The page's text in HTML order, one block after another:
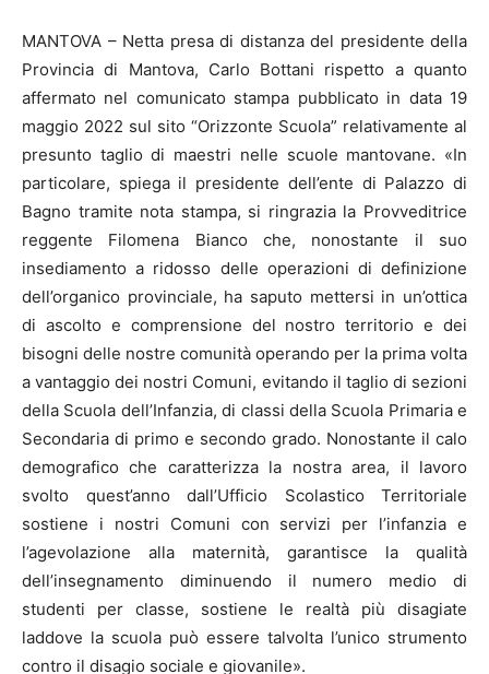
MANTOVA – Netta presa di distanza del presidente della
Provincia di Mantova, Carlo Bottani rispetto a quanto
affermato nel comunicato stampa pubblicato in data 19
maggio 2022 sul sito “Orizzonte Scuola” relativamente al
presunto taglio di maestri nelle scuole mantovane. «In
particolare, spiega il presidente dell’ente di Palazzo di
Bagno tramite nota stampa, si ringrazia la Provveditrice
reggente Filomena Bianco che, nonostante il suo
insediamento a ridosso delle operazioni di definizione
dell’organico provinciale, ha saputo mettersi in un’ottica
di ascolto e comprensione del nostro territorio e dei
bisogni delle nostre comunità operando per la prima volta
a vantaggio dei nostri Comuni, evitando il taglio di sezioni
della Scuola dell’Infanzia, di classi della Scuola Primaria e
Secondaria di primo e secondo grado. Nonostante il calo
demografico che caratterizza la nostra area, il lavoro
svolto quest’anno dall’Ufficio Scolastico Territoriale
sostiene i nostri Comuni con servizi per l’infanzia e
l’agevolazione alla maternità, garantisce la qualità
dell’insegnamento diminuendo il numero medio di
studenti per classe, sostiene le realtà più disagiate
laddove la scuola può essere talvolta l’unico strumento
contro il disagio sociale e giovanile».